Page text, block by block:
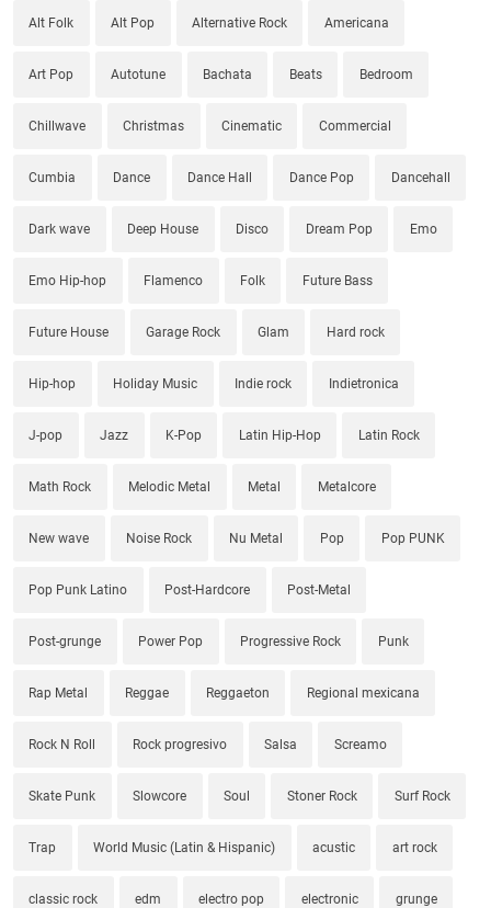
Alt Folk Alt Pop Alternative Rock Americana
Art Pop Autotune Bachata Beats Bedroom
Chillwave Christmas Cinematic Commercial
Cumbia Dance Dance Hall Dance Pop Dancehall
Dark wave Deep House Disco Dream Pop Emo
Emo Hip-hop Flamenco Folk Future Bass
Future House Garage Rock Glam Hard rock
Hip-hop Holiday Music Indie rock Indietronica
J-pop Jazz K-Pop Latin Hip-Hop Latin Rock
Math Rock Melodic Metal Metal Metalcore
New wave Noise Rock Nu Metal Pop Pop PUNK
Pop Punk Latino Post-Hardcore Post-Metal
Post-grunge Power Pop Progressive Rock Punk
Rap Metal Reggae Reggaeton Regional mexicana
Rock N Roll Rock progresivo Salsa Screamo
Skate Punk Slowcore Soul Stoner Rock Surf Rock
Trap World Music (Latin & Hispanic) acustic art rock
classic rock edm electro pop electronic grunge